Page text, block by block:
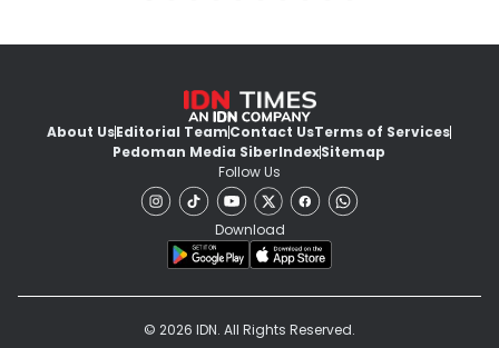
About UsEditorial TeamContact UsTerms of Services
Pedoman Media SiberIndexSitemap
Follow Us
Download
© 2026 IDN. All Rights Reserved.